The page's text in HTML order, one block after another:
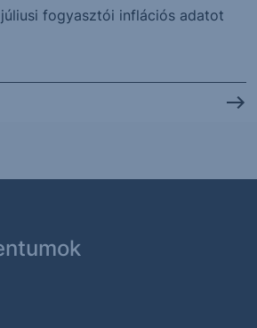
fogyasztói inflációs adatot